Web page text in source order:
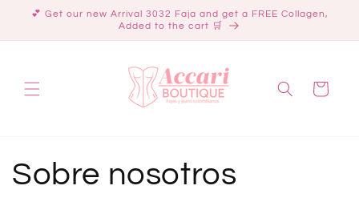
Skip to
💕 Get our new Arrival 3032 Faja and get a FREE Collagen,
Added to the cart 🛒
Cart
Sobre nosotros